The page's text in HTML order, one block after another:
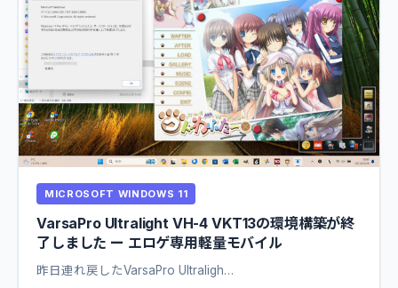
MICROSOFT WINDOWS 11
VarsaPro Ultralight VH-4 VKT13の環境構築が終
了しました ー エロゲ専用軽量モバイル
昨日連れ戻したVarsaPro Ultraligh…